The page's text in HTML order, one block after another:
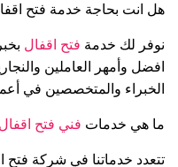
هل انت بحاجة خدمة فتح
نوفر لك خدمة فتح اقفال
افضل وأمهر العاملين
الخبراء والمتخصصين في
ما هي خدمات فني فتح اقفال
تتعدد خدماتنا في شركة فتح